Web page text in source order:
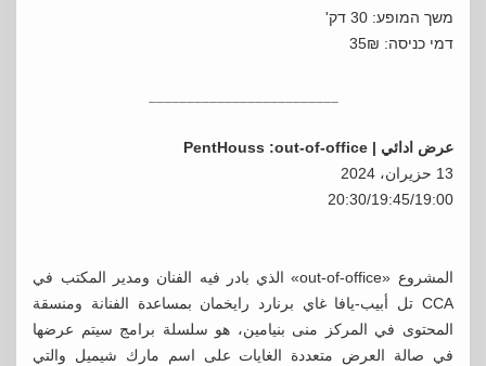
משך המופע: 30 דק'
דמי כניסה: 35₪
عرض ادائي |PentHouss :out-of-office
13 حزيران، 2024
20:30/19:45/19:00
المشروع «out-of-office» الذي بادر فيه الفنان ومدير المكتب في
CCA تل أبيب-يافا غاي برنارد رايخمان بمساعدة الفنانة ومنسقة
المحتوى في المركز منى بنيامين، هو سلسلة برامج سيتم عرضها
في صالة العرض متعددة الغايات على اسم مارك شيميل والتي